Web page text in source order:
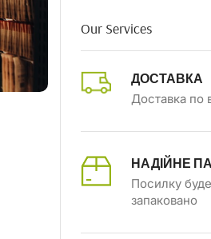
Our Services
ДОСТАВКА
Доставка по
НАДІЙНЕ
Посилку
запаковано